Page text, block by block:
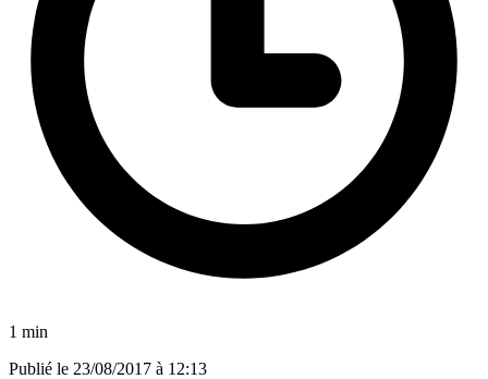
1 min
Publié le 23/08/2017 à 12:13